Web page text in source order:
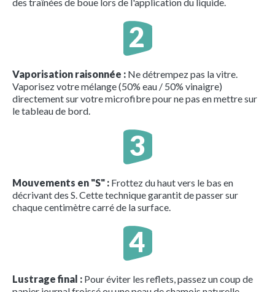
Vaporisation raisonnée : Ne détrempez pas la vitre.
Vaporisez votre mélange (50% eau / 50% vinaigre)
directement sur votre microfibre pour ne pas en mettre sur
le tableau de bord.
Mouvements en "S" : Frottez du haut vers le bas en
décrivant des S. Cette technique garantit de passer sur
chaque centimètre carré de la surface.
Lustrage final : Pour éviter les reflets, passez un coup de